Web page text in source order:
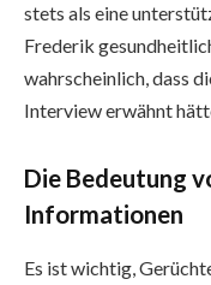
stets als eine
Frederik
wahrscheinlich, dass
Interview erwähnt
Die Bedeutung
Informationen
Es ist wichtig,